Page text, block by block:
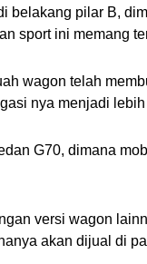
pilar B,
sport ini memang
wagon telah
nya menjadi
G70, dimana
versi wagon
akan dijual di